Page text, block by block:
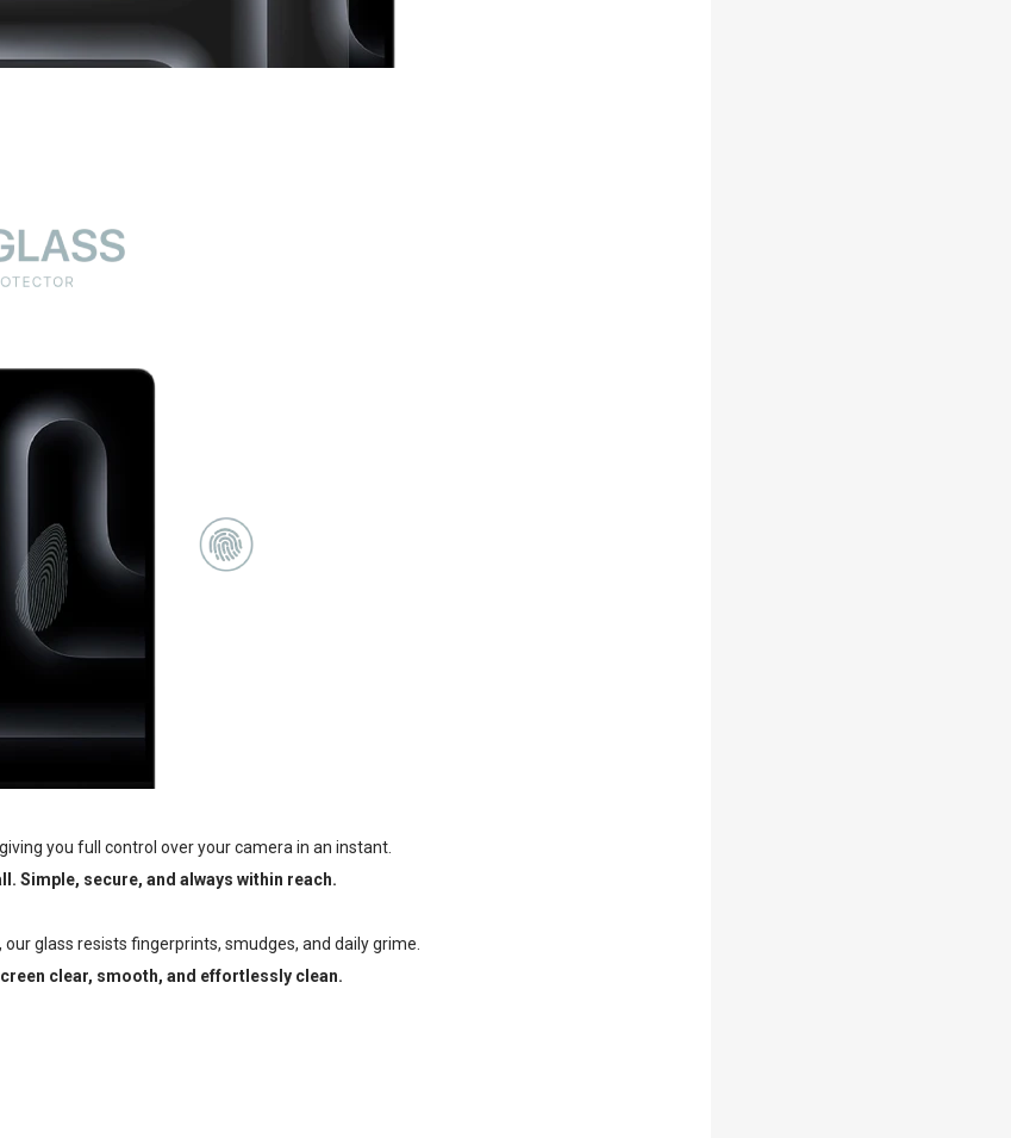
you full control over your camera in an instant.
Simple, secure, and always within reach.
glass resists fingerprints, smudges, and daily grime.
clear, smooth, and effortlessly clean.